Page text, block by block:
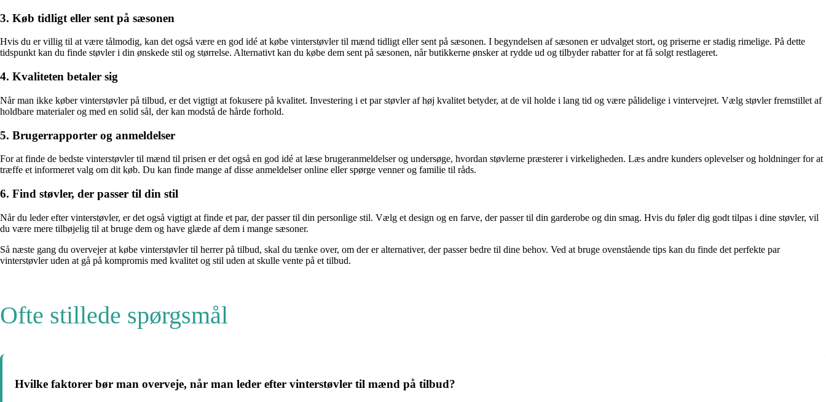
3. Køb tidligt eller sent på sæsonen
Hvis du er villig til at være tålmodig, kan det også være en god idé at købe vinterstøvler til mænd tidligt eller sent på sæsonen. I begyndelsen af sæsonen er udvalget stort, og priserne er stadig rimelige. På dette
tidspunkt kan du finde støvler i din ønskede stil og størrelse. Alternativt kan du købe dem sent på sæsonen, når butikkerne ønsker at rydde ud og tilbyder rabatter for at få solgt restlageret.
4. Kvaliteten betaler sig
Når man ikke køber vinterstøvler på tilbud, er det vigtigt at fokusere på kvalitet. Investering i et par støvler af høj kvalitet betyder, at de vil holde i lang tid og være pålidelige i vintervejret. Vælg støvler fremstillet af
holdbare materialer og med en solid sål, der kan modstå de hårde forhold.
5. Brugerrapporter og anmeldelser
For at finde de bedste vinterstøvler til mænd til prisen er det også en god idé at læse brugeranmeldelser og undersøge, hvordan støvlerne præsterer i virkeligheden. Læs andre kunders oplevelser og holdninger for at
træffe et informeret valg om dit køb. Du kan finde mange af disse anmeldelser online eller spørge venner og familie til råds.
6. Find støvler, der passer til din stil
Når du leder efter vinterstøvler, er det også vigtigt at finde et par, der passer til din personlige stil. Vælg et design og en farve, der passer til din garderobe og din smag. Hvis du føler dig godt tilpas i dine støvler, vil
du være mere tilbøjelig til at bruge dem og have glæde af dem i mange sæsoner.
Så næste gang du overvejer at købe vinterstøvler til herrer på tilbud, skal du tænke over, om der er alternativer, der passer bedre til dine behov. Ved at bruge ovenstående tips kan du finde det perfekte par
vinterstøvler uden at gå på kompromis med kvalitet og stil uden at skulle vente på et tilbud.
Ofte stillede spørgsmål
Hvilke faktorer bør man overveje, når man leder efter vinterstøvler til mænd på tilbud?